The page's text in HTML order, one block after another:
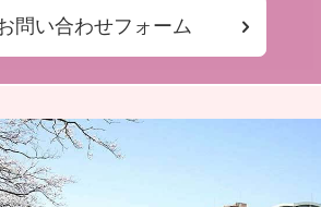
問い合わせフォーム